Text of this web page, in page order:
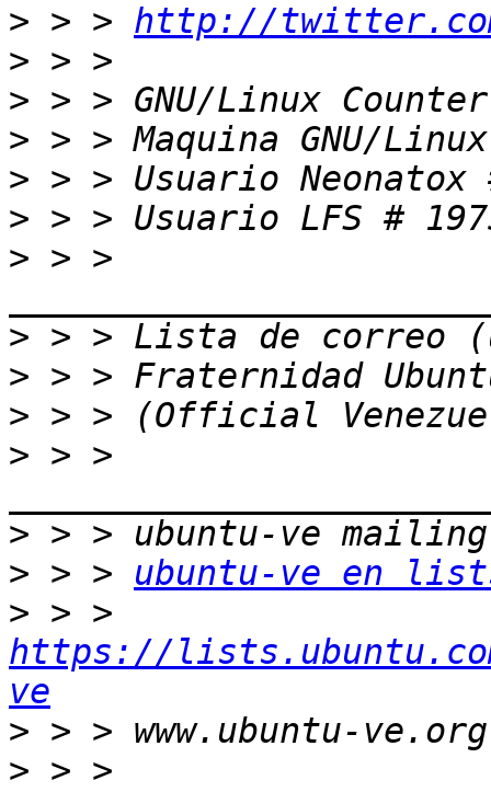
> > > http://
>
>
>
>
>
> > >
>
>
>
> > >
>
> > > ubuntu-ve en
>
https://
ve
>
> > >